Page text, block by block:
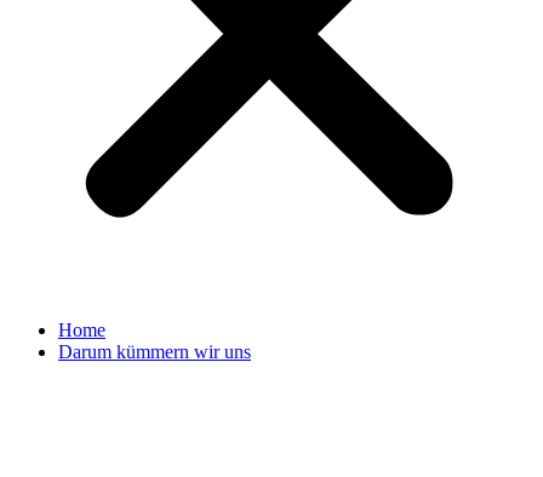
Home
Darum kümmern wir uns